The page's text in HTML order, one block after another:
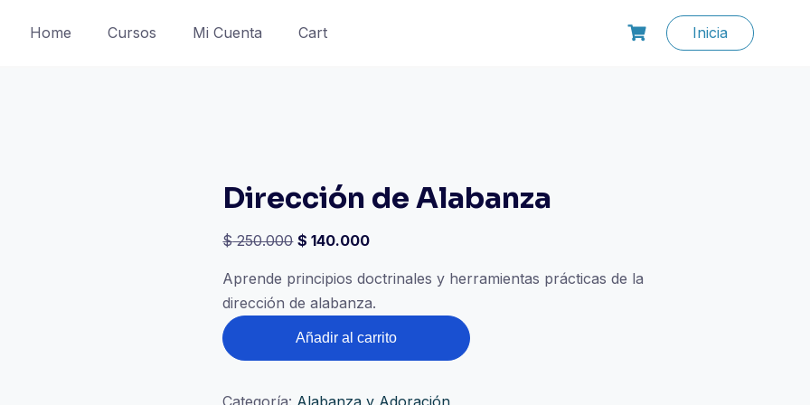
Home Cursos Mi Cuenta Cart Inicia
Dirección de Alabanza
$250.000 El
original
era:
$ 250.000.
$ 140.000El
actual
es:
$ 140.000.
Aprende principios doctrinales y herramientas prácticas de la
dirección de alabanza.
Dirección
de
cantidad
Añadir al carrito
Categoría: Alabanza y Adoración